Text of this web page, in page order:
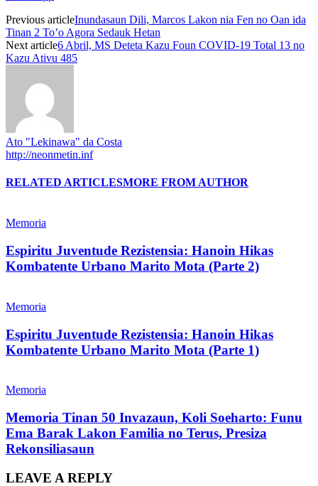
Previous articleInundasaun Dili, Marcos Lakon nia Fen no Oan ida
Tinan 2 To’o Agora Sedauk Hetan
Next article6 Abril, MS Deteta Kazu Foun COVID-19 Total 13 no
Kazu Ativu 485
Ato "Lekinawa" da Costa
http://neonmetin.inf
RELATED ARTICLESMORE FROM AUTHOR
Memoria
Espiritu Juventude Rezistensia: Hanoin Hikas
Kombatente Urbano Marito Mota (Parte 2)
Memoria
Espiritu Juventude Rezistensia: Hanoin Hikas
Kombatente Urbano Marito Mota (Parte 1)
Memoria
Memoria Tinan 50 Invazaun, Koli Soeharto: Funu
Ema Barak Lakon Familia no Terus, Presiza
Rekonsiliasaun
LEAVE A REPLY